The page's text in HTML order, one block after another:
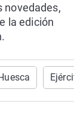
novedades,
la edición
Ejército